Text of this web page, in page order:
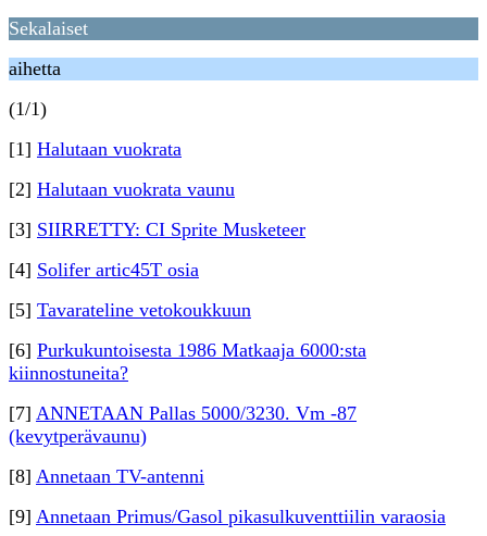
Sekalaiset
aihetta
(1/1)
[1] Halutaan vuokrata
[2] Halutaan vuokrata vaunu
[3] SIIRRETTY: CI Sprite Musketeer
[4] Solifer artic45T osia
[5] Tavarateline vetokoukkuun
[6] Purkukuntoisesta 1986 Matkaaja 6000:sta
kiinnostuneita?
[7] ANNETAAN Pallas 5000/3230. Vm -87
(kevytperävaunu)
[8] Annetaan TV-antenni
[9] Annetaan Primus/Gasol pikasulkuventtiilin varaosia